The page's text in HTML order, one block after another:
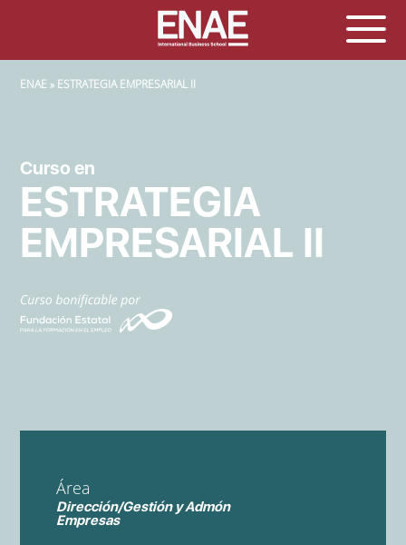
SOBRESCRIBIR ENLACES DE AYUDA A LA NAVEGACIÓN
ENAE ESTRATEGIA EMPRESARIAL II
Curso en
ESTRATEGIA
EMPRESARIAL II
Área
Dirección/Gestión y Admón
Empresas